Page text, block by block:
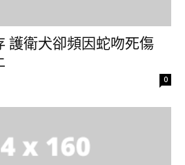
護衛犬卻頻因蛇吻死傷
0